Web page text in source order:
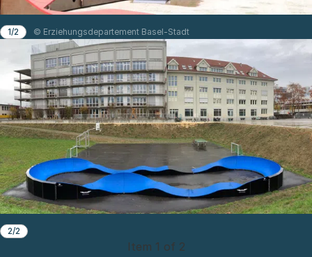
1/2 © Erziehungsdepartement Basel-Stadt
2/2
Item 1 of 2